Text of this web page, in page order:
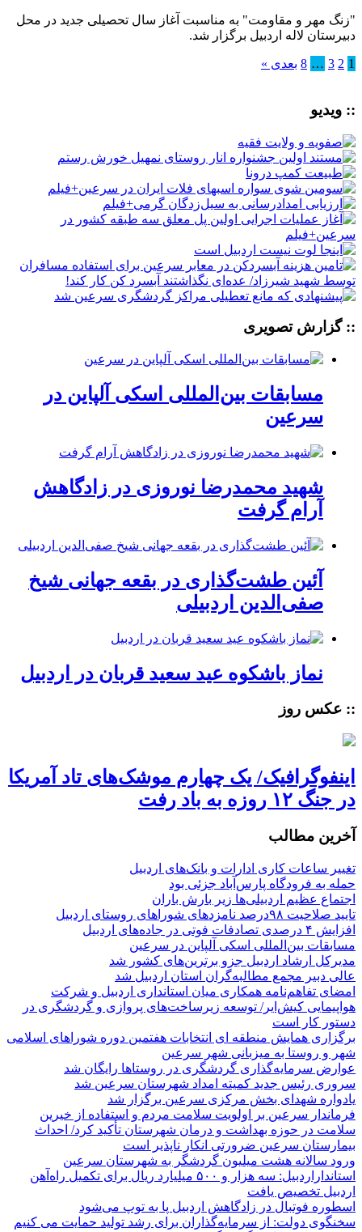
"زنگ مهر و مقاومت" به مناسبت آغاز سال تحصیلی جدید در محل
دبیرستان لاله اردبیل برگزار شد.
1
2
3
…
8 بعدی »
:: ویدیو
:: گزارش تصویری
مسابقات بین‌المللی اسکی آلپاین در
سرعین
شهید محمدرضا نوروزی در زادگاهش
آرام گرفت
آئین طشت‌گذاری در بقعه جهانی شیخ
صفی‌الدین اردبیلی
نماز باشکوه عید سعید قربان در اردبیل
:: عکس روز
اینفوگرافیک/ یک چهارم موشک‌های تاد آمریکا
در جنگ ۱۲ روزه به باد رفت
آخرین مطالب
تغییر ساعات کاری ادارات و بانک‌های اردبیل
حمله به فرودگاه پارس‌‌آباد جزئی بود
اجتماع عظیم اردبیلی‌ها زیر بارش باران
تایید صلاحیت ۹۸درصد نامزدهای شوراهای روستای اردبیل
افزایش ۴ درصدی تصادفات فوتی در جاده‌های اردبیل
مسابقات بین‌المللی اسکی آلپاین در سرعین
مدیرکل ارشاد اردبیل جزو برترین‌های کشور شد
عالی دبیر مجمع مطالبه‌گران استان اردبیل شد
امضای تفاهم‌نامه همکاری میان استانداری اردبیل و شرکت
هواپیمایی کیش‌ایر/ توسعه زیرساخت‌های پروازی و گردشگری در
دستور کار است
برگزاری همایش منطقه ای انتخابات هفتمین دوره شوراهای اسلامی
شهر و روستا به میزبانی شهر سرعین
عوارض سرمایه‌گذاری گردشگری در روستاها رایگان شد
سروری رئیس جدید کمیته امداد شهرستان سرعین شد
یادواره شهدای بخش مرکزی سرعین برگزار شد
فرماندار سرعین بر اولویت سلامت مردم و استفاده از خیرین
سلامت در حوزه بهداشت و درمان شهرستان تأکید کرد/ احداث
بیمارستان سرعین ضرورتی انکار ناپذیر است
ورود سالانه هشت میلیون گردشگر به شهرستان سرعین
استانداراردبیل: سه هزار و ۵۰۰ میلیارد ریال برای تکمیل راه‌آهن
اردبیل تخصیص یافت
اسطوره فوتبال در زادگاهش اردبیل پا به توپ می‌شود
سخنگوی دولت: از سرمایه‌گذاران برای رشد تولید حمایت می کنیم